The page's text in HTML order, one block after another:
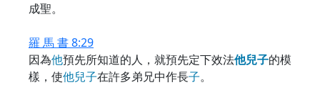
成聖。
羅 馬 書 8:29
因為他預先所知道的人，就預先定下效法他兒子的模
樣，使他兒子在許多弟兄中作長子。